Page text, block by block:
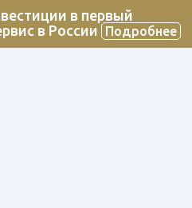
в первый
в России
Подробнее